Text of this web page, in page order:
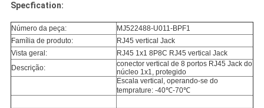
Specfication:
Número da peça:
MJ522488-U011-BPF1
Família de produto:
RJ45 vertical Jack
Vista geral:
RJ45 1x1 8P8C RJ45 vertical Jack
Descrição:
conector vertical de 8 portos RJ45 Jack do
núcleo 1x1, protegido
Escala vertical, operando-se do
temprature: -40℃-70℃